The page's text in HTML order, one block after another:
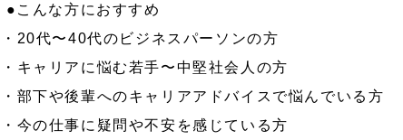
●こんな方におすすめ
・20代〜40代のビジネスパーソンの方
・キャリアに悩む若手〜中堅社会人の方
・部下や後輩へのキャリアアドバイスで悩んでいる方
・今の仕事に疑問や不安を感じている方